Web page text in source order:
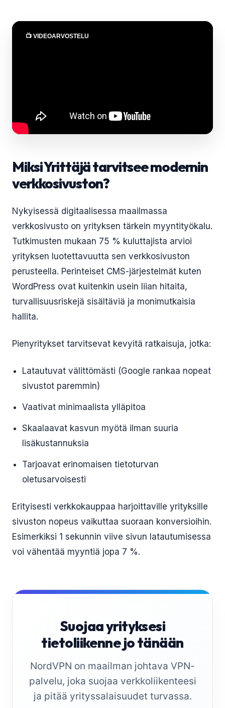
📺 VIDEOARVOSTELU
Miksi Yrittäjä tarvitsee modernin
verkkosivuston?
Nykyisessä digitaalisessa maailmassa
verkkosivusto on yrityksen tärkein myyntityökalu.
Tutkimusten mukaan 75 % kuluttajista arvioi
yrityksen luotettavuutta sen verkkosivuston
perusteella. Perinteiset CMS-järjestelmät kuten
WordPress ovat kuitenkin usein liian hitaita,
turvallisuusriskejä sisältäviä ja monimutkaisia
hallita.
Pienyritykset tarvitsevat kevyitä ratkaisuja, jotka:
Latautuvat välittömästi (Google rankaa nopeat
sivustot paremmin)
Vaativat minimaalista ylläpitoa
Skaalaavat kasvun myötä ilman suuria
lisäkustannuksia
Tarjoavat erinomaisen tietoturvan
oletusarvoisesti
Erityisesti verkkokauppaa harjoittaville yrityksille
sivuston nopeus vaikuttaa suoraan konversioihin.
Esimerkiksi 1 sekunnin viive sivun latautumisessa
voi vähentää myyntiä jopa 7 %.
Suojaa yrityksesi
tietoliikenne jo tänään
NordVPN on maailman johtava VPN-
palvelu, joka suojaa verkkoliikenteesi
ja pitää yrityssalaisuudet turvassa.